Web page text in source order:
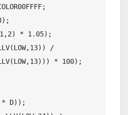
* 1.05);
/
* 100);
D));